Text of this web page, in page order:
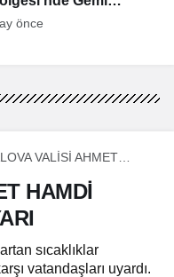
önce
VALİSİ AHMET
HAMDİ
sıcaklıklar
vatandaşları uyardı.